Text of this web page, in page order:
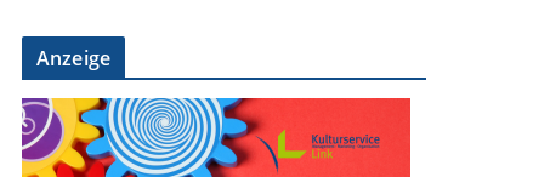
Anzeige